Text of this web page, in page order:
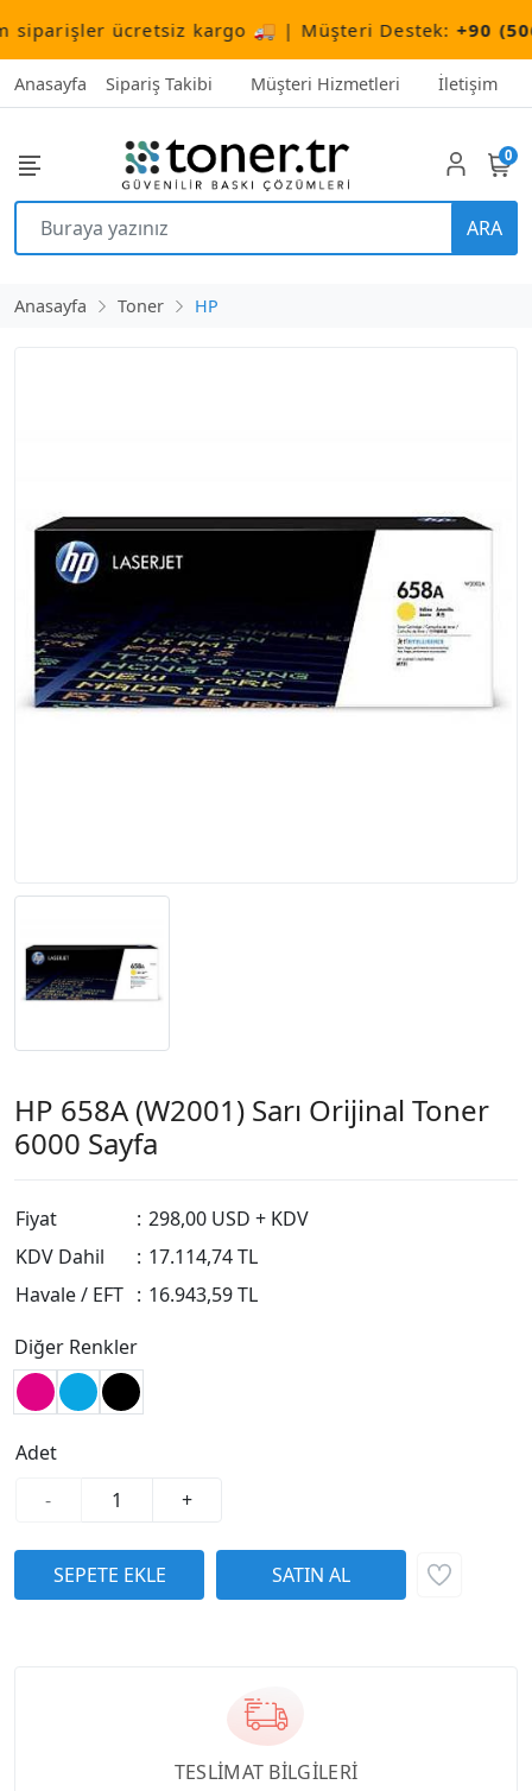
ücretsiz kargo 🚚 | Müşteri Destek:+90 (506)
Anasayfa Sipariş Takibi Müşteri Hizmetleri İletişim
ARA
0
Anasayfa Toner HP
HP 658A (W2001) Sarı Orijinal Toner
6000 Sayfa
Fiyat : 298,00 USD + KDV
KDV Dahil
: 17.114,74 TL
Havale / EFT : 16.943,59 TL
Diğer Renkler
Adet
-
+
TESLİMAT BİLGİLERİ